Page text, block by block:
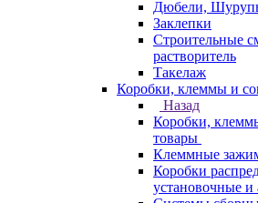
Дюбели,
Заклепки
Строительные
растворитель
Такелаж
Коробки, клеммы и
Назад
Коробки,
товары
Клеммные
Коробки
установочные и